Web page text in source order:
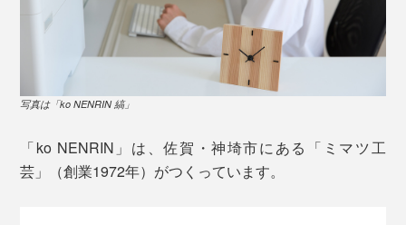
写真は「ko NENRIN 縞」
「ko NENRIN」は、佐賀・神埼市にある「ミマツ工
芸」（創業1972年）がつくっています。